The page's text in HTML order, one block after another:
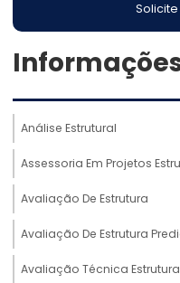
Análise Estrutural
Assessoria Em Projetos
Avaliação De Estrutura
Avaliação De Estrutura
Avaliação Técnica